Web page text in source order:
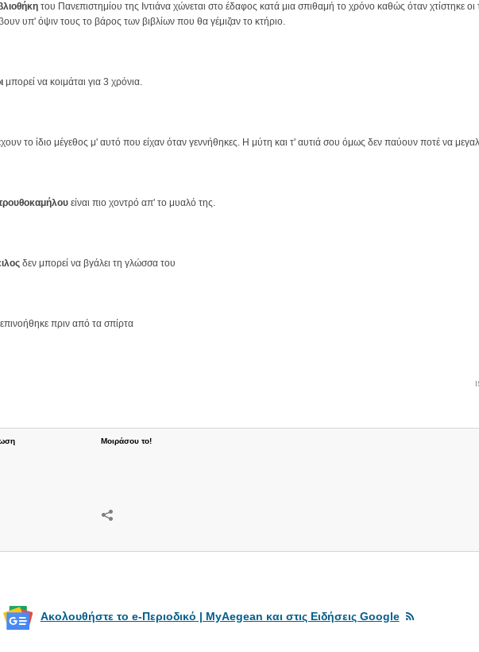
του Πανεπιστημίου της Ιντιάνα χώνεται στο έδαφος κατά μια σπιθαμή το χρόνο καθώς όταν χτίστηκε οι
υπ' όψιν τους το βάρος των βιβλίων που θα γέμιζαν το κτήριο.
μπορεί να κοιμάται για 3 χρόνια.
το ίδιο μέγεθος μ' αυτό που είχαν όταν γεννήθηκες. Η μύτη και τ' αυτιά σου όμως δεν παύουν ποτέ να
είναι πιο χοντρό απ' το μυαλό της.
δεν μπορεί να βγάλει τη γλώσσα του
επινοήθηκε πριν από τα σπίρτα
Μοιράσου το!
Ακολουθήστε το e-Περιοδικό | MyAegean και στις Ειδήσεις Google